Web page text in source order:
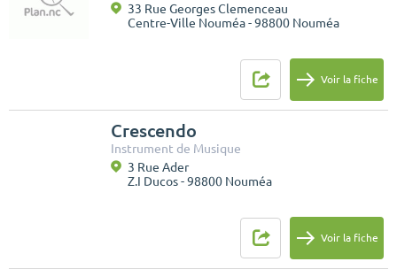
33 Rue Georges Clemenceau
Centre-Ville Nouméa - 98800 Nouméa
Voir la fiche
Crescendo
Instrument de Musique
3 Rue Ader
Z.I Ducos - 98800 Nouméa
Voir la fiche